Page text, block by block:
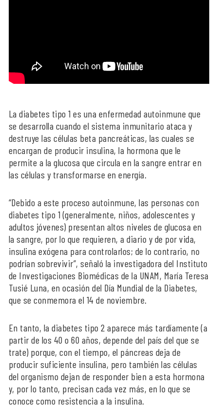
La diabetes tipo 1 es una enfermedad autoinmune que
se desarrolla cuando el sistema inmunitario ataca y
destruye las células beta pancreáticas, las cuales se
encargan de producir insulina, la hormona que le
permite a la glucosa que circula en la sangre entrar en
las células y transformarse en energía.
“Debido a este proceso autoinmune, las personas con
diabetes tipo 1 (generalmente, niños, adolescentes y
adultos jóvenes) presentan altos niveles de glucosa en
la sangre, por lo que requieren, a diario y de por vida,
insulina exógena para controlarlos; de lo contrario, no
podrían sobrevivir”, señaló la investigadora del Instituto
de Investigaciones Biomédicas de la UNAM, María Teresa
Tusié Luna, en ocasión del Día Mundial de la Diabetes,
que se conmemora el 14 de noviembre.
En tanto, la diabetes tipo 2 aparece más tardíamente (a
partir de los 40 o 60 años, depende del país del que se
trate) porque, con el tiempo, el páncreas deja de
producir suficiente insulina, pero también las células
del organismo dejan de responder bien a esta hormona
y, por lo tanto, precisan cada vez más, en lo que se
conoce como resistencia a la insulina.